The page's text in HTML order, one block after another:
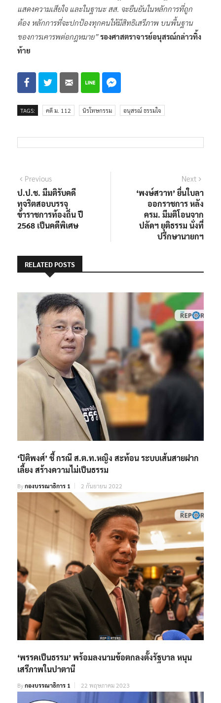
แสดงความเสียใจ และในฐานะ สส. จะยืนยันในหลักการที่ถูก
ต้อง หลักการที่จะปกป้องทุกคนให้มีสิทธิเสรีภาพ บนพื้นฐาน
ของการเคารพต่อกฎหมาย” รองศาสตราจารย์อนุสรณ์กล่าวทิ้ง
ท้าย
TAGS: คดี ม. 112 นิรโทษกรรม อนุสรณ์ ธรรมใจ
แนะแนว
เรื่อง
PreviousPrevious
post:
ป.ป.ช. มีมติรับคดี
ทุจริตสอบบรรจุ
ข้าราชการท้องถิ่น ปี
2568 เป็นคดีพิเศษ
Next
post:
‘พงษ์สวาท’ ยื่นใบลา
ออกราชการ หลัง
ครม. มีมติโอนจาก
ปลัดฯ ยุติธรรม นั่งที่
ปรึกษานายกฯ
RELATED POSTS
‘ปิติพงศ์’ ชี้ กรณี ส.ต.ท.หญิง สะท้อน ระบบเส้นสายฝาก
เลี้ยง สร้างความไม่เป็นธรรม
Byกองบรรณาธิการ 1 2 กันยายน 2022
‘พรรคเป็นธรรม’ พร้อมลงนามข้อตกลงตั้งรัฐบาล หนุน
เสรีภาพในปาตานี
Byกองบรรณาธิการ 1 22 พฤษภาคม 2023